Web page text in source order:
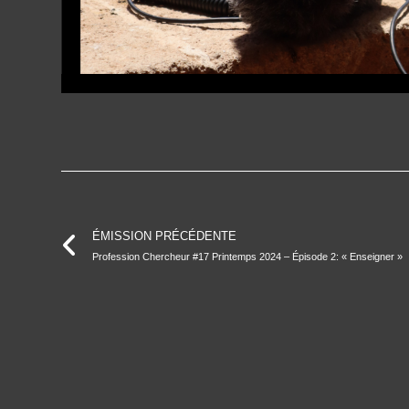
ÉMISSION PRÉCÉDENTE
Profession Chercheur #17 Printemps 2024 – Épisode 2: « Enseigner »